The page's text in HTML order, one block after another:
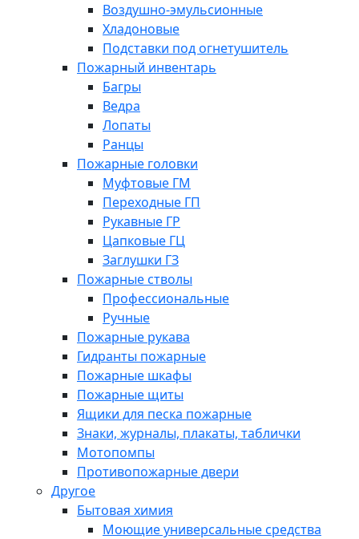
Воздушно-эмульсионные
Хладоновые
Подставки под огнетушитель
Пожарный инвентарь
Багры
Ведра
Лопаты
Ранцы
Пожарные головки
Муфтовые ГМ
Переходные ГП
Рукавные ГР
Цапковые ГЦ
Заглушки ГЗ
Пожарные стволы
Профессиональные
Ручные
Пожарные рукава
Гидранты пожарные
Пожарные шкафы
Пожарные щиты
Ящики для песка пожарные
Знаки, журналы, плакаты, таблички
Мотопомпы
Противопожарные двери
Другое
Бытовая химия
Моющие универсальные средства